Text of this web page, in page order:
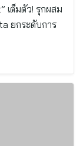
เต็มตัว! รุกผสม
ยกระดับการ